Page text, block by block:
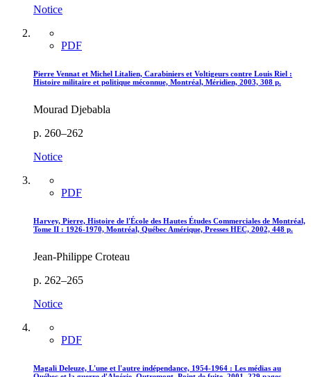
Notice
PDF
Pierre Vennat et Michel Litalien, Carabiniers et Voltigeurs contre Louis Riel :
Histoire militaire et politique méconnue, Montréal, Méridien, 2003, 308 p.
Mourad Djebabla
p. 260–262
Notice
PDF
Harvey, Pierre, Histoire de l'École des Hautes Études Commerciales de Montréal,
Tome II : 1926-1970, Montréal, Québec Amérique, Presses HEC, 2002, 448 p.
Jean-Philippe Croteau
p. 262–265
Notice
PDF
Magali Deleuze, L'une et l'autre indépendance, 1954-1964 : Les médias au